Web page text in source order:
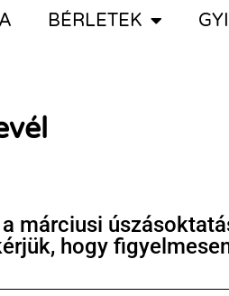
BÉRLETEK
márciusi
hogy